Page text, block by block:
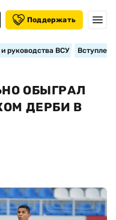
Поддержать
руководства ВСУ
ОБЫГРАЛ
ДЕРБИ В